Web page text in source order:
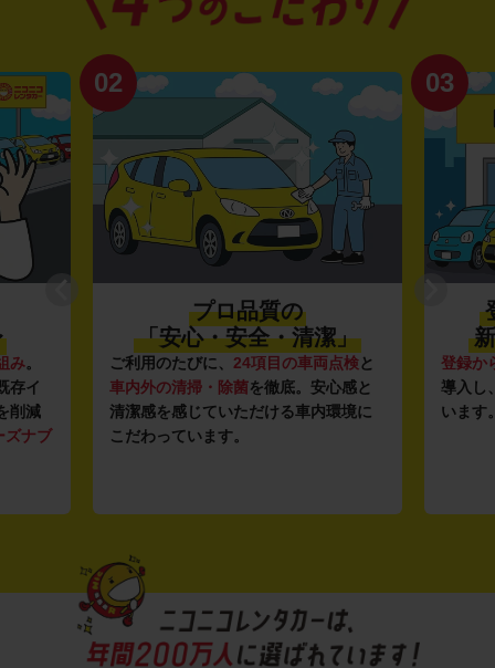
み。
存イ
削減
ズナブ
02
プロ品質の
「安心・安全・清潔」
ご利用のたびに、 24項目の車両点検と
車内外の清掃・除菌を徹底。安心感と
清潔感を感じていただける車内環境に
こだわっています。
03
登録か
導入し
います